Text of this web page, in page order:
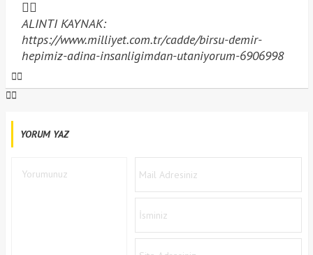
ALINTI KAYNAK:
https://www.milliyet.com.tr/cadde/birsu-demir-
hepimiz-adina-insanligimdan-utaniyorum-6906998
YORUM YAZ